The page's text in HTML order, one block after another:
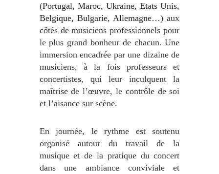
(Portugal, Maroc, Ukraine, Etats Unis,
Belgique, Bulgarie, Allemagne…) aux
côtés de musiciens professionnels pour
le plus grand bonheur de chacun. Une
immersion encadrée par une dizaine de
musiciens, à la fois professeurs et
concertistes, qui leur inculquent la
maîtrise de l’œuvre, le contrôle de soi
et l’aisance sur scène.
En journée, le rythme est soutenu
organisé autour du travail de la
musique et de la pratique du concert
dans une ambiance conviviale et